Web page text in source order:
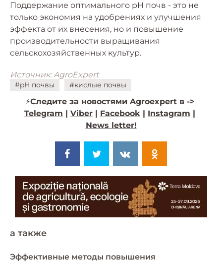
Поддержание оптимального рН почв - это не
только экономия на удобрениях и улучшения
эффекта от их внесения, но и повышение
производительности выращивания
сельскохозяйственных культур.
Источник: AgroExpert
#pH почвы #кислые почвы
⚡️Следите за новостями Agroexpert в ->
Telegram
Viber Facebook Instagram
News letter!
a также
Эффективные методы повышения